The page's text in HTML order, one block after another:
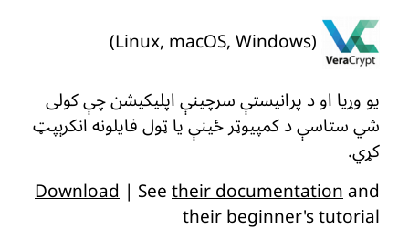
(Linux, macOS, Windows)
یو وړیا او د پرانیستې سرچینې اپلیکیشن چې کولی
شي ستاسې د کمپیوټر ځینې یا ټول فایلونه انکرېپټ
کړي.
Download | See their documentation and
their beginner's tutorial